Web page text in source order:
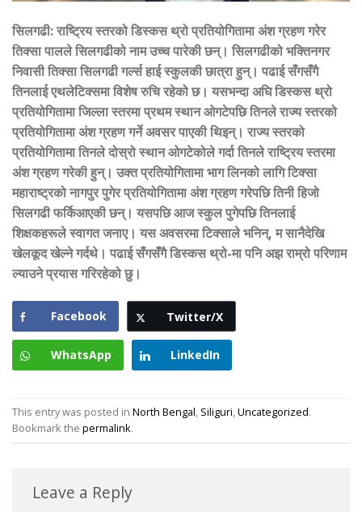
सिलगढी: राष्ट्रिय स्तरको डिस्कस थ्रो प्रतियोगितामा अंश ग्रहण गरेर
तिक्सा पालले सिलगढीको नाम उच्च पारेकी छन्। सिलगढीको भक्तिनगर
निवासी तिक्सा सिलगढी गर्ल्स हाई स्कुलकी छात्रा हुन्। पढाई सँगसँगै
तिनलाई एथलेटिक्समा विशेष रुचि रहेको छ। यसभन्दा अघि डिस्कस थ्रो
प्रतियोगितामा जिल्ला स्तरमा प्रथम स्थान ओगटेपछि तिनले राज्य स्तरको
प्रतियोगितामा अंश ग्रहण गर्ने अवसर पाएकी थिइन्। राज्य स्तरको
प्रतियोगितामा तिनले दोस्रो स्थान ओगटेकोले गर्दा तिनले राष्ट्रिय स्तरमा
अंश ग्रहण गरेकी हुन्। उक्त प्रतियोगितामा भाग लिनको लागि टिक्सा
महाराष्ट्रको नागपुर पुगेर प्रतियोगितामा अंश ग्रहण गरेपछि तिनी हिजो
सिलगढी फर्किआएकी छन्। यसपछि आज स्कुल पुगेपछि तिनलाई
शिक्षकहरूले स्वागत जनाए। यस अवसरमा टिक्साले भनिन्, म सानैदेखि
खेलकूद खेल्ने गर्दथे। पढाई सँगसँगै डिस्कस थ्रो-मा पनि अझ राम्रो परिणाम
ल्याउने प्रयास गरिरहेको छु।
Facebook Twitter/X
WhatsApp LinkedIn
This entry was posted in North Bengal, Siliguri,Uncategorized.
Bookmark the permalink.
Leave a Reply